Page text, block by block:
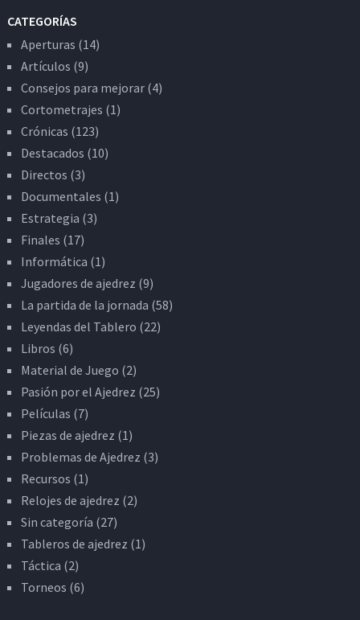
CATEGORÍAS
Aperturas (14)
Artículos (9)
Consejos para mejorar(4)
Cortometrajes (1)
Crónicas (123)
Destacados (10)
Directos (3)
Documentales (1)
Estrategia (3)
Finales (17)
Informática (1)
Jugadores de ajedrez (9)
La partida de la jornada (58)
Leyendas del Tablero (22)
Libros (6)
Material de Juego (2)
Pasión por el Ajedrez (25)
Películas (7)
Piezas de ajedrez (1)
Problemas de Ajedrez (3)
Recursos (1)
Relojes de ajedrez (2)
Sin categoría (27)
Tableros de ajedrez (1)
Táctica (2)
Torneos (6)